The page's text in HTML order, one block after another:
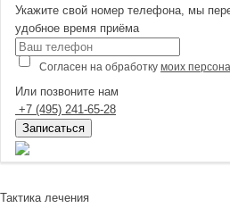
Укажите свой номер телефона, мы
удобное время приёма
Согласен на обработку моих
Или позвоните нам
+7 (495) 241-65-28
Записаться
Тактика лечения